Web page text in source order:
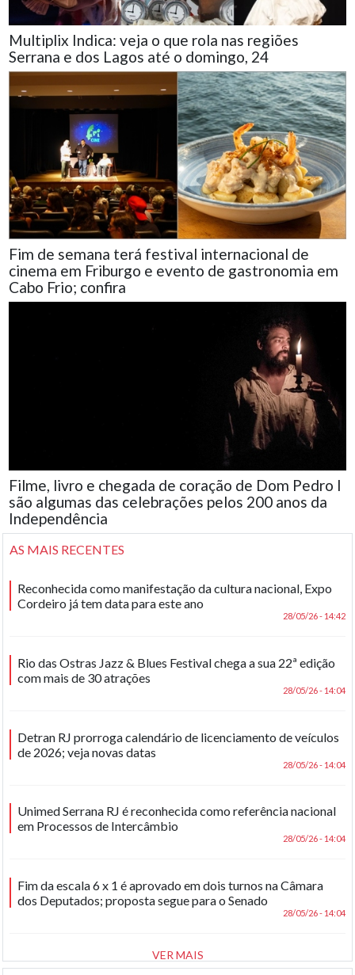
Multiplix Indica: veja o que rola nas regiões
Serrana e dos Lagos até o domingo, 24
Fim de semana terá festival internacional de
cinema em Friburgo e evento de gastronomia em
Cabo Frio; confira
Filme, livro e chegada de coração de Dom Pedro I
são algumas das celebrações pelos 200 anos da
Independência
AS MAIS RECENTES
Reconhecida como manifestação da cultura nacional, Expo
Cordeiro já tem data para este ano
28/05/26 - 14:42
Rio das Ostras Jazz & Blues Festival chega a sua 22ª edição
com mais de 30 atrações
28/05/26 - 14:04
Detran RJ prorroga calendário de licenciamento de veículos
de 2026; veja novas datas
28/05/26 - 14:04
Unimed Serrana RJ é reconhecida como referência nacional
em Processos de Intercâmbio
28/05/26 - 14:04
Fim da escala 6 x 1 é aprovado em dois turnos na Câmara
dos Deputados; proposta segue para o Senado
28/05/26 - 14:04
VER MAIS